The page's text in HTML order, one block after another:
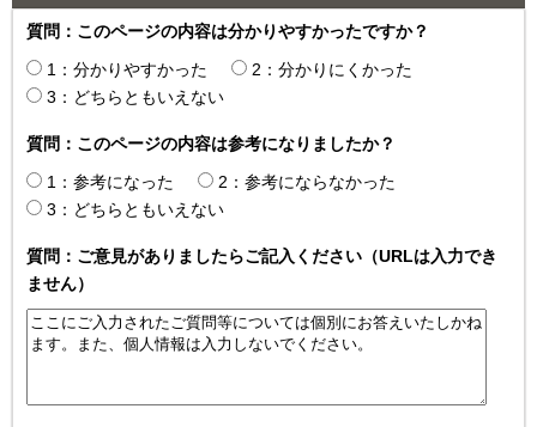
質問：このページの内容は分かりやすかったですか？
1：分かりやすかった
2：分かりにくかった
3：どちらともいえない
質問：このページの内容は参考になりましたか？
1：参考になった
2：参考にならなかった
3：どちらともいえない
質問：ご意見がありましたらご記入ください（URLは入力でき
ません）